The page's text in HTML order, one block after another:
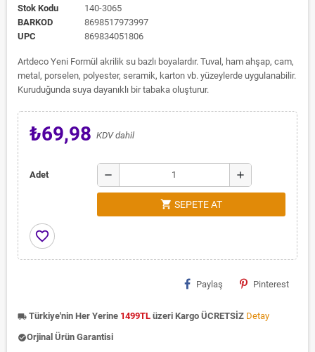
Stok Kodu
140-3065
BARKOD
8698517973997
UPC
869834051806
Artdeco Yeni Formül akrilik su bazlı boyalardır. Tuval, ham ahşap, cam,
metal, porselen, polyester, seramik, karton vb. yüzeylerde uygulanabilir.
Kuruduğunda suya dayanıklı bir tabaka oluşturur.
₺69,98 KDV dahil
Adet remove add
shopping_cart SEPETE AT
favorite_border
Paylaş Pinterest
local_shipping Türkiye'nin Her Yerine 1499TL üzeri Kargo ÜCRETSİZ Detay
check_circleOrjinal Ürün Garantisi